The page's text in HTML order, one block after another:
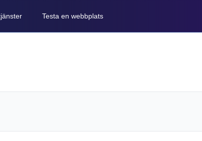
Testa en webbplats